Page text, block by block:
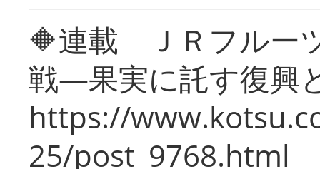
🔶連載 ＪＲフルー
戦―果実に託す復興
https://
25/post_9768.html